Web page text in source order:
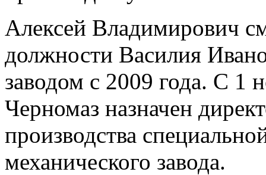
Алексей Владимирович
должности Василия
заводом с 2009 года. С 1
Черномаз назначен
производства
механического завода.